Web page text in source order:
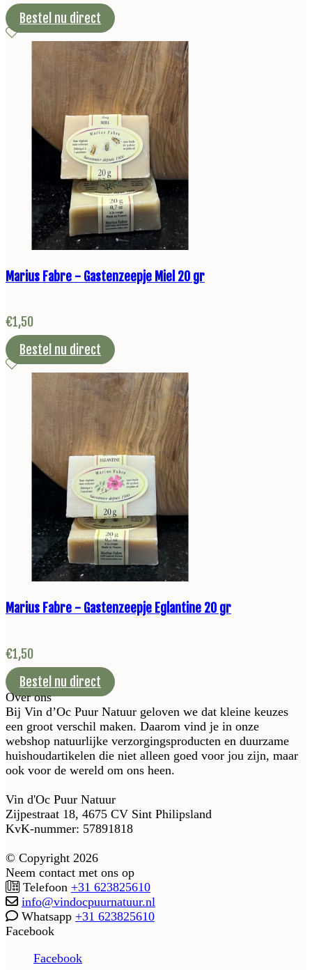
Bestel nu direct
Marius Fabre - Gastenzeepje Miel 20 gr
€1,50
Bestel nu direct
Marius Fabre - Gastenzeepje Eglantine 20 gr
€1,50
Bestel nu direct
Over ons
Bij Vin d’Oc Puur Natuur geloven we dat kleine keuzes
een groot verschil maken. Daarom vind je in onze
webshop natuurlijke verzorgingsproducten en duurzame
huishoudartikelen die niet alleen goed voor jou zijn, maar
ook voor de wereld om ons heen.
Vin d'Oc Puur Natuur
Zijpestraat 18, 4675 CV Sint Philipsland
KvK-nummer: 57891818
© Copyright 2026
Neem contact met ons op
Telefoon +31 623825610
info@vindocpuurnatuur.nl
Whatsapp +31 623825610
Facebook
Facebook